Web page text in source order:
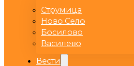
Струмица
Ново Село
Босилово
Василево
Вести